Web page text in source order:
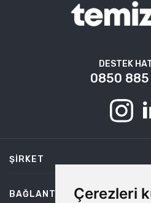
Çerezleri
DESTEK
0850 885
ŞIRKET
BAĞLANTILAR